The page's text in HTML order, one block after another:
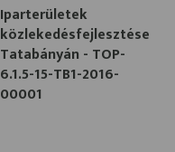
Iparterületek
közlekedésfejlesztése
Tatabányán - TOP-
6.1.5-15-TB1-2016-
00001